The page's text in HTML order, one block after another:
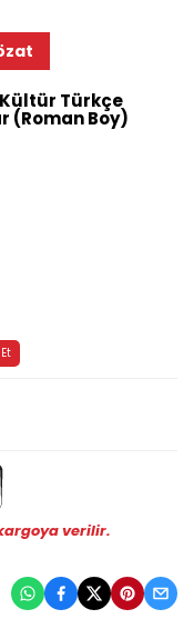
Kültür Türkçe
(Roman Boy)
verilir.